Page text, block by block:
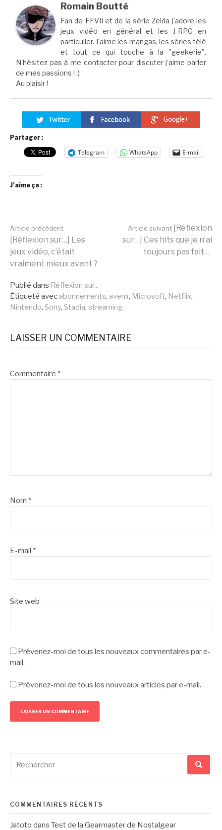
Romain Boutté
Fan de FFVII et de la série Zelda j'adore les
jeux vidéo en général et les J-RPG en
particulier. J'aime les mangas, les séries télé
et tout ce qui touche à la "geekerie".
N'hésitez pas à me contacter pour discuter j'aime parler
de mes passions ! :)
Au plaisir !
Partager :
Telegram WhatsApp E-mail
J’aime ça :
Lire
la
suite
Article précédent
[Réflexion sur…] Les
jeux vidéo, c’était
vraiment mieux avant ?
Article suivant [Réflexion
sur…] Ces hits que je n’ai
toujours pas fait…
Publié dans Réflexion sur...
Étiqueté avec abonnements, avenir, Microsoft, Netflix,
Nintendo, Sony, Stadia, streaming
LAISSER UN COMMENTAIRE
Commentaire *
Nom *
E-mail *
Site web
Prévenez-moi de tous les nouveaux commentaires par e-
mail.
Prévenez-moi de tous les nouveaux articles par e-mail.
pour
COMMENTAIRES RÉCENTS
Jatoto dans Test de la Gearmaster de Nostalgear